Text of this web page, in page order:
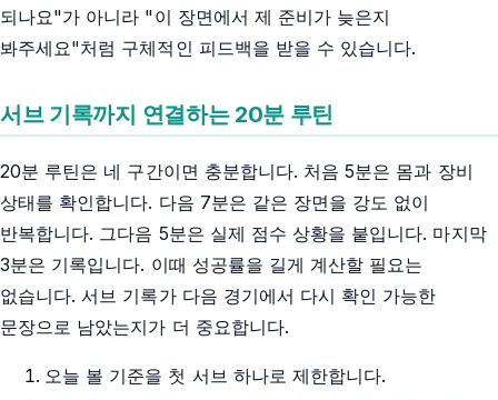
되나요"가 아니라 "이 장면에서 제 준비가 늦은지
봐주세요"처럼 구체적인 피드백을 받을 수 있습니다.
서브 기록까지 연결하는 20분 루틴
20분 루틴은 네 구간이면 충분합니다. 처음 5분은 몸과 장비
상태를 확인합니다. 다음 7분은 같은 장면을 강도 없이
반복합니다. 그다음 5분은 실제 점수 상황을 붙입니다. 마지막
3분은 기록입니다. 이때 성공률을 길게 계산할 필요는
없습니다. 서브 기록가 다음 경기에서 다시 확인 가능한
문장으로 남았는지가 더 중요합니다.
오늘 볼 기준을 첫 서브 하나로 제한합니다.